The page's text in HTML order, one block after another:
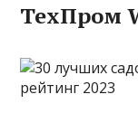
ТехПром